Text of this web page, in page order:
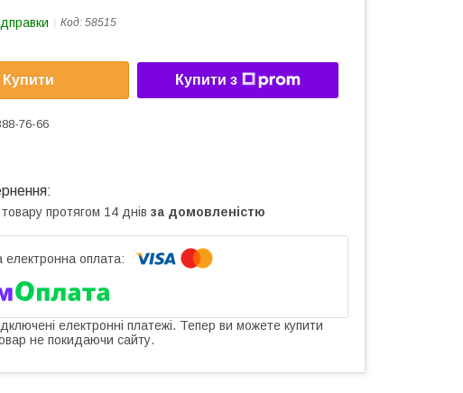
Код: 58515
Купити Купити з
76-66
протягом 14 днів за домовленістю
електронні платежі. Тепер ви можете купити
не покидаючи сайту.